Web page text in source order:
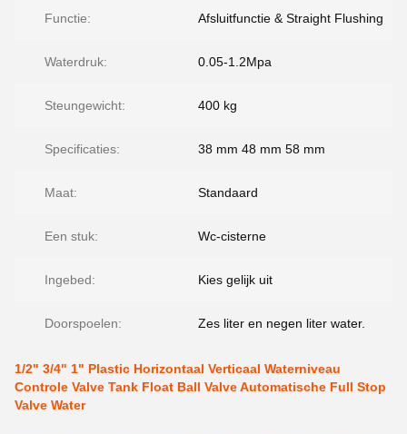
Functie: Afsluitfunctie & Straight Flushing
Waterdruk: 0.05-1.2Mpa
Steungewicht: 400 kg
Specificaties: 38 mm 48 mm 58 mm
Maat: Standaard
Een stuk: Wc-cisterne
Ingebed: Kies gelijk uit
Doorspoelen: Zes liter en negen liter water.
1/2" 3/4" 1" Plastic Horizontaal Verticaal Waterniveau
Controle Valve Tank Float Ball Valve Automatische Full Stop
Valve Water